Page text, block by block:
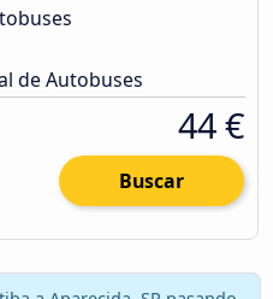
de Autobuses
44 €
Buscar